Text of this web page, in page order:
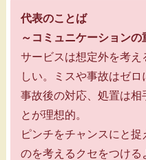
代表のことば
～コミュニケーションの
サービスは想定外を考え
しい。ミスや事故はゼロ
事故後の対応、処置は相
とが理想的。
ピンチをチャンスにと
のを考えるクセをつける